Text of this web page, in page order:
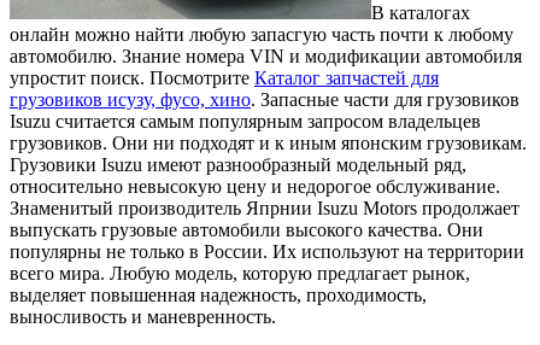
В каталогах
онлайн можно найти любую запасгую часть почти к любому
автомобилю. Знание номера VIN и модификации автомобиля
упростит поиск. Посмотрите Каталог запчастей для
грузовиков исузу, фусо, хино. Запасные части для грузовиков
Isuzu считается самым популярным запросом владельцев
грузовиков. Они ни подходят и к иным японским грузовикам.
Грузовики Isuzu имеют разнообразный модельный ряд,
относительно невысокую цену и недорогое обслуживание.
Знаменитый производитель Япрнии Isuzu Motors продолжает
выпускать грузовые автомобили высокого качества. Они
популярны не только в России. Их используют на территории
всего мира. Любую модель, которую предлагает рынок,
выделяет повышенная надежность, проходимость,
выносливость и маневренность.